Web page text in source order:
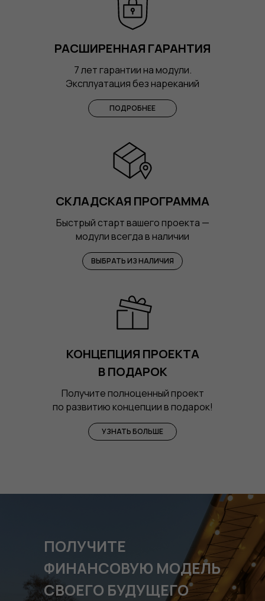
7 лет гарантии на модули.
Эксплуатация без нареканий
Быстрый старт вашего проекта —
модули всегда в наличии
РАСШИРЕННАЯ ГАРАНТИЯ
СКЛАДСКАЯ ПРОГРАММА
Получите полноценный проект
по развитию концепции в подарок!
КОНЦЕПЦИЯ ПРОЕКТА
В ПОДАРОК
ПОДРОБНЕЕ
ВЫБРАТЬ ИЗ НАЛИЧИЯ
УЗНАТЬ БОЛЬШЕ
ПОЛУЧИТЕ
ФИНАНСОВУЮ МОДЕЛЬ
СВОЕГО БУДУЩЕГО